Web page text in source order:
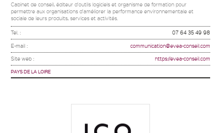
Cabinet de conseil, éditeur d'outils logiciels et organisme de formation pour
permettre aux organisations d'améliorer la performance environnementale et
sociale de leurs produits, services et activités.
Tel. : 07 64 35 49 98
E-mail : communication@evea-conseil.com
Site web : https://evea-conseil.com
PAYS DE LA LOIRE